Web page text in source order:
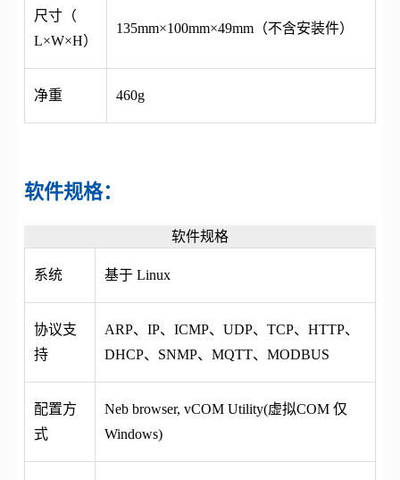
尺寸（
L×W×H）
135mm×100mm×49mm（不含安装件）
净重 460g
软件规格：
软件规格
系统 基于 Linux
协议支
持
ARP、IP、ICMP、UDP、TCP、HTTP、
DHCP、SNMP、MQTT、MODBUS
配置方
式
Neb browser, vCOM Utility(虚拟COM 仅
Windows)